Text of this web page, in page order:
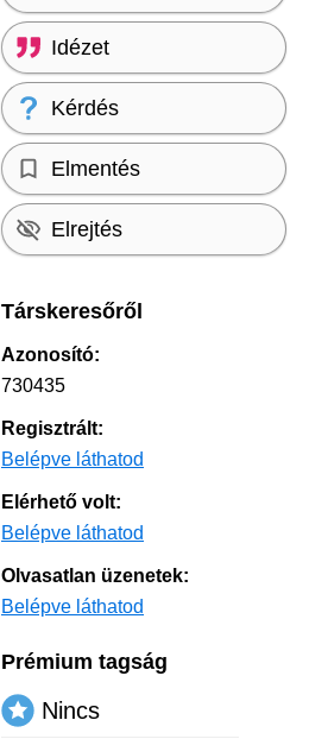
Idézet
Kérdés
Elmentés
Elrejtés
Társkeresőről
Azonosító:
730435
Regisztrált:
Belépve láthatod
Elérhető volt:
Belépve láthatod
Olvasatlan üzenetek:
Belépve láthatod
Prémium tagság
Nincs